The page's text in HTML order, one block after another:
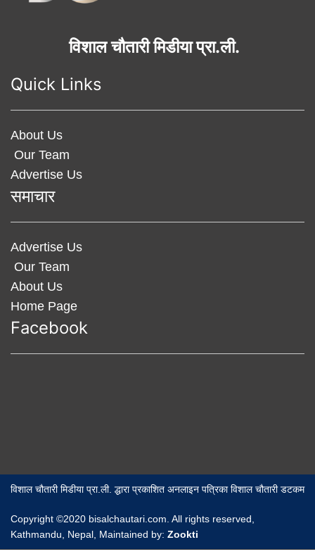
विशाल चौतारी मिडीया प्रा.ली.
Quick Links
About Us
Our Team
Advertise Us
समाचार
Advertise Us
Our Team
About Us
Home Page
Facebook
विशाल चौतारी मिडीया प्रा.ली. द्धारा प्रकाशित अनलाइन पत्रिका विशाल चौतारी डटकम
Copyright ©2020 bisalchautari.com. All rights reserved,
Kathmandu, Nepal, Maintained by: Zookti